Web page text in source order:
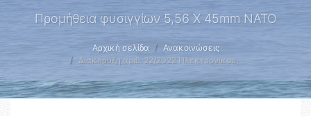
Προμήθεια φυσιγγίων 5,56 Χ 45mm NATO
Αρχική σελίδα
Ανακοινώσεις
Διακήρυξη αριθ. 22/2022 Ηλεκτρονικού, …